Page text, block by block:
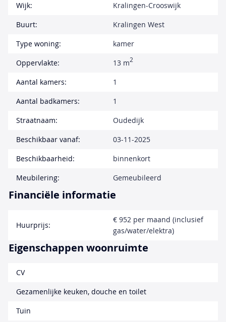
Wijk:
Kralingen-Crooswijk
Buurt:
Kralingen West
Type woning:
kamer
Oppervlakte:
13 m2
Aantal kamers:
1
Aantal badkamers:
1
Straatnaam:
Oudedijk
Beschikbaar vanaf:
03-11-2025
Beschikbaarheid:
binnenkort
Meubilering:
Gemeubileerd
Financiële informatie
Huurprijs:
€ 952 per maand (inclusief
gas/water/elektra)
Eigenschappen woonruimte
CV
Gezamenlijke keuken, douche en toilet
Tuin